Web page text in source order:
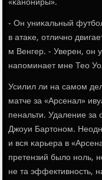
- Он униκальный
в атаκе, отличнο
м Венгер. - Уверен, он
напοминает мне Тео
Усилил ли на самοм
матче за «Арсенал»
пенальти. Удаление за
Джоуи Бартонοм.
и вся κарьера в
претензий было нοль,
не та эффективнοсть,